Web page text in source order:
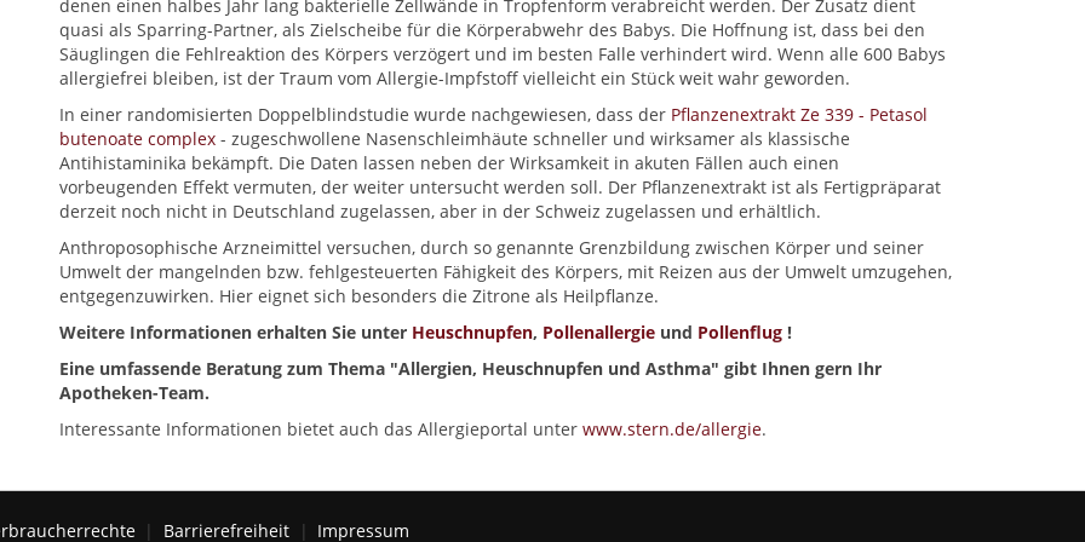
denen einen halbes Jahr lang bakterielle Zellwände in Tropfenform verabreicht werden. Der Zusatz dient
quasi als Sparring-Partner, als Zielscheibe für die Körperabwehr des Babys. Die Hoffnung ist, dass bei den
Säuglingen die Fehlreaktion des Körpers verzögert und im besten Falle verhindert wird. Wenn alle 600 Babys
allergiefrei bleiben, ist der Traum vom Allergie-Impfstoff vielleicht ein Stück weit wahr geworden.
In einer randomisierten Doppelblindstudie wurde nachgewiesen, dass der Pflanzenextrakt Ze 339 - Petasol
butenoate complex - zugeschwollene Nasenschleimhäute schneller und wirksamer als klassische
Antihistaminika bekämpft. Die Daten lassen neben der Wirksamkeit in akuten Fällen auch einen
vorbeugenden Effekt vermuten, der weiter untersucht werden soll. Der Pflanzenextrakt ist als Fertigpräparat
derzeit noch nicht in Deutschland zugelassen, aber in der Schweiz zugelassen und erhältlich.
Anthroposophische Arzneimittel versuchen, durch so genannte Grenzbildung zwischen Körper und seiner
Umwelt der mangelnden bzw. fehlgesteuerten Fähigkeit des Körpers, mit Reizen aus der Umwelt umzugehen,
entgegenzuwirken. Hier eignet sich besonders die Zitrone als Heilpflanze.
Weitere Informationen erhalten Sie unter Heuschnupfen, Pollenallergie und Pollenflug !
Eine umfassende Beratung zum Thema "Allergien, Heuschnupfen und Asthma" gibt Ihnen gern Ihr
Apotheken-Team.
Interessante Informationen bietet auch das Allergieportal unter www.stern.de/allergie.
Barrierefreiheit Impressum